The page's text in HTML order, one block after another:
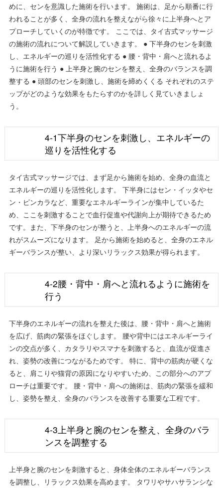
めに、センを意識した施術を行います。 施術は、足から順番に行
われることが多く、全身の流れを整えながら徐々に上半身へとア
プローチしていくのが特徴です。 ここでは、タイ古式マッサージ
の施術の流れについて解説していきます。 ● 下半身のセンを刺激
し、エネルギーの巡りを活性化する ● 腰・背中・肩へと流れるよ
うに施術を行う ● 上半身と腕のセンを整え、全身のバランスを調
整する ● 頭部のセンを刺激し、施術を締めくくる それぞれのステ
ップがどのような効果をもたらすのかを詳しく見ていきましょ
う。
4-1下半身のセンを刺激し、エネルギーの
巡りを活性化する
タイ古式マッサージでは、まず足から施術を始め、全身の血流と
エネルギーの巡りを活性化します。 下半身にはセン・イッタやセ
ン・ピンカラなど、重要なエネルギーラインが集中しているた
め、ここを刺激することで血行促進や代謝向上が期待できるため
です。また、下半身のセンが整うと、上半身へのエネルギーの流
れがスムーズになります。 足から施術を始めると、全身のエネル
ギーバランスが整い、より深いリラックス効果が得られます。
4-2腰・背中・肩へと流れるように施術を
行う
下半身のエネルギーの流れを整えた後は、腰・背中・肩へと施術
を広げ、筋肉の緊張をほぐします。 腰や背中にはエネルギーライ
ンの交点が多く、カタラリやスマナを刺激すると、血流が促進さ
れ、姿勢の改善につながるためです。 特に、背中の筋肉が硬くな
ると、肩こりや猫背の原因になりやすいため、この部分へのアプ
ローチは重要です。 腰・背中・肩への施術は、筋肉の緊張を緩和
し、姿勢を整え、全身のバランスを改善する重要な工程です。
4-3上半身と腕のセンを整え、全身のバラ
ンスを調整する
上半身と腕のセンを刺激すると、身体全体のエネルギーバランス
を調整し、リラックス効果を高めます。 タワリやサハサランシな